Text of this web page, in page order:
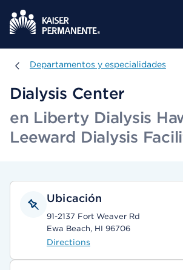
Departamentos y especialidades
Departamentos y especialidades
Dialysis Center
en Liberty Dialysis
Leeward Dialysis
Ubicación
91-2137 Fort Weaver Rd
Ewa Beach, HI 96706
Directions